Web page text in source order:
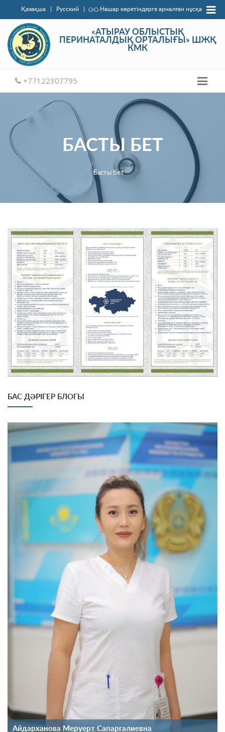
Нашар көретіндерге арналған нұсқа
Қазақша | Русский |
«АТЫРАУ ОБЛЫСТЫҚ
ПЕРИНАТАЛДЫҚ ОРТАЛЫҒЫ» ШЖҚ
КМК
+77122307795
БАСТЫ БЕТ
Басты бет
БАС ДӘРІГЕР БЛОГЫ
Айдарханова Меруерт Сапаргалиевна